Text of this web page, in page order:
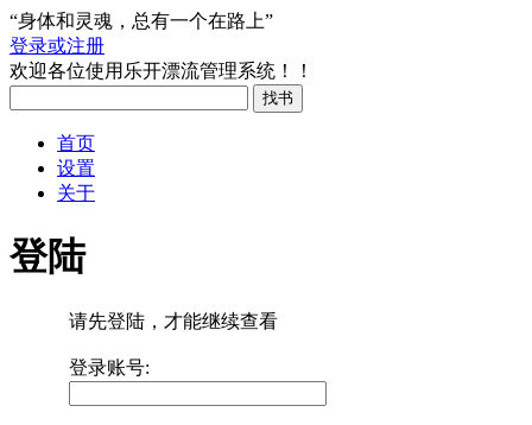
“身体和灵魂，总有一个在路上”
登录或注册
欢迎各位使用乐开漂流管理系统！！
首页
设置
关于
登陆
请先登陆，才能继续查看
登录账号: